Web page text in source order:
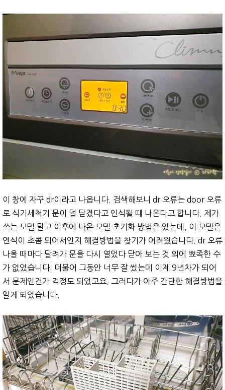
이 창에 자꾸 dr이라고 나옵니다. 검색해보니 dr 오류는 door 오류
로 식기세척기 문이 덜 닫겼다고 인식될 때 나온다고 합니다. 제가
쓰는 모델 말고 이후에 나온 모델 초기화 방법은 있는데, 이 모델은
연식이 초콤 되어서인지 해결방법을 찾기가 어려웠습니다. dr 오류
나올 때마다 달려가 문을 다시 열었다 닫아 보는 것 외에 뾰족한 수
가 없었습니다. 더불어 그동안 너무 잘 썼는데 이제 9년차가 되어
서 문제인건가 걱정도 되었고요. 그러다가 아주 간단한 해결방법을
알게 되었습니다.